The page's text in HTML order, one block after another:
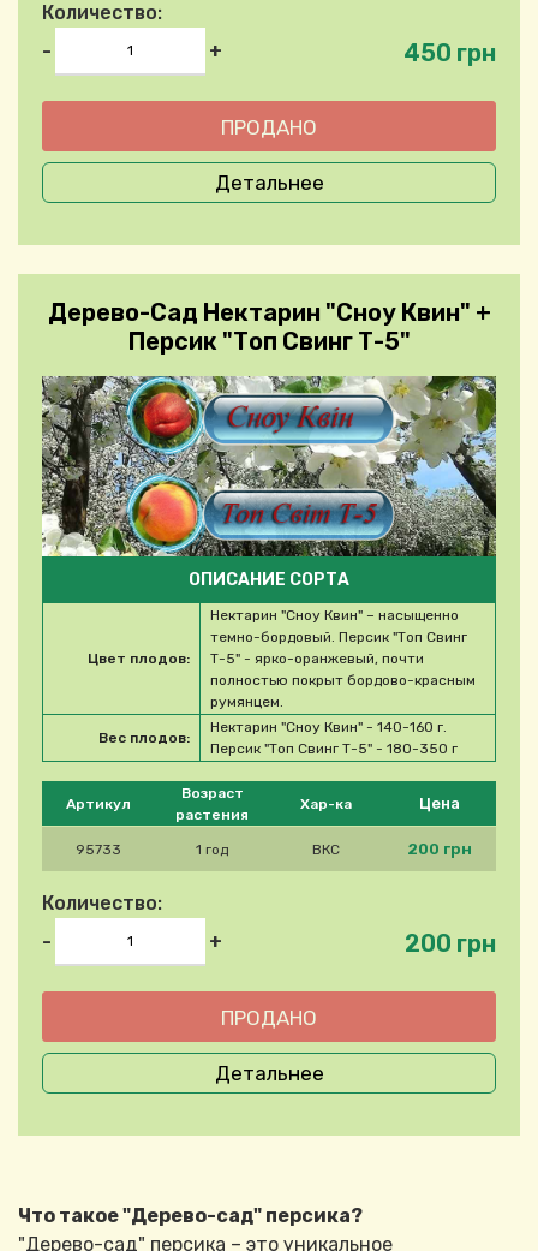
Количество:
-
+ 450 грн
Детальнее
Дерево-Сад Нектарин "Сноу Квин" +
Персик "Топ Свинг Т-5"
Please select product
Артикул
Возраст
растения
Хар-ка Цена
95733 1 год ВКС 200 грн
Количество:
-
+ 200 грн
ОПИСАНИЕ СОРТА
Цвет плодов:
Нектарин "Сноу Квин" – насыщенно
темно-бордовый. Персик "Топ Свинг
Т-5" - ярко-оранжевый, почти
полностью покрыт бордово-красным
румянцем.
Вес плодов:
Нектарин "Сноу Квин" - 140-160 г.
Персик "Топ Свинг Т-5" - 180-350 г
Детальнее
Что такое "Дерево-сад" персика?
"Дерево-сад" персика – это уникальное